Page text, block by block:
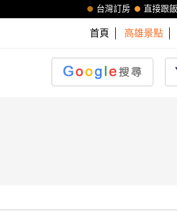
直接跟
台灣訂房
首頁 高雄景點